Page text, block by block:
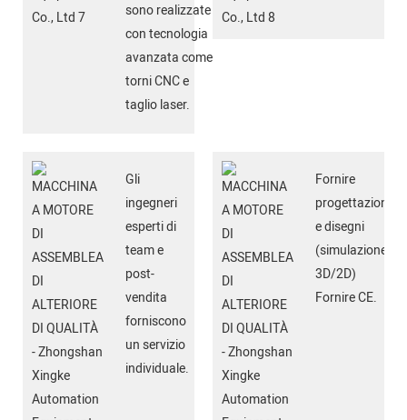
sono realizzate
con tecnologia
avanzata come
torni CNC e
taglio laser.
Gli
ingegneri
esperti di
team e
post-
vendita
forniscono
un servizio
individuale.
Fornire
progettazione
e disegni
(simulazione
3D/2D)
Fornire CE.